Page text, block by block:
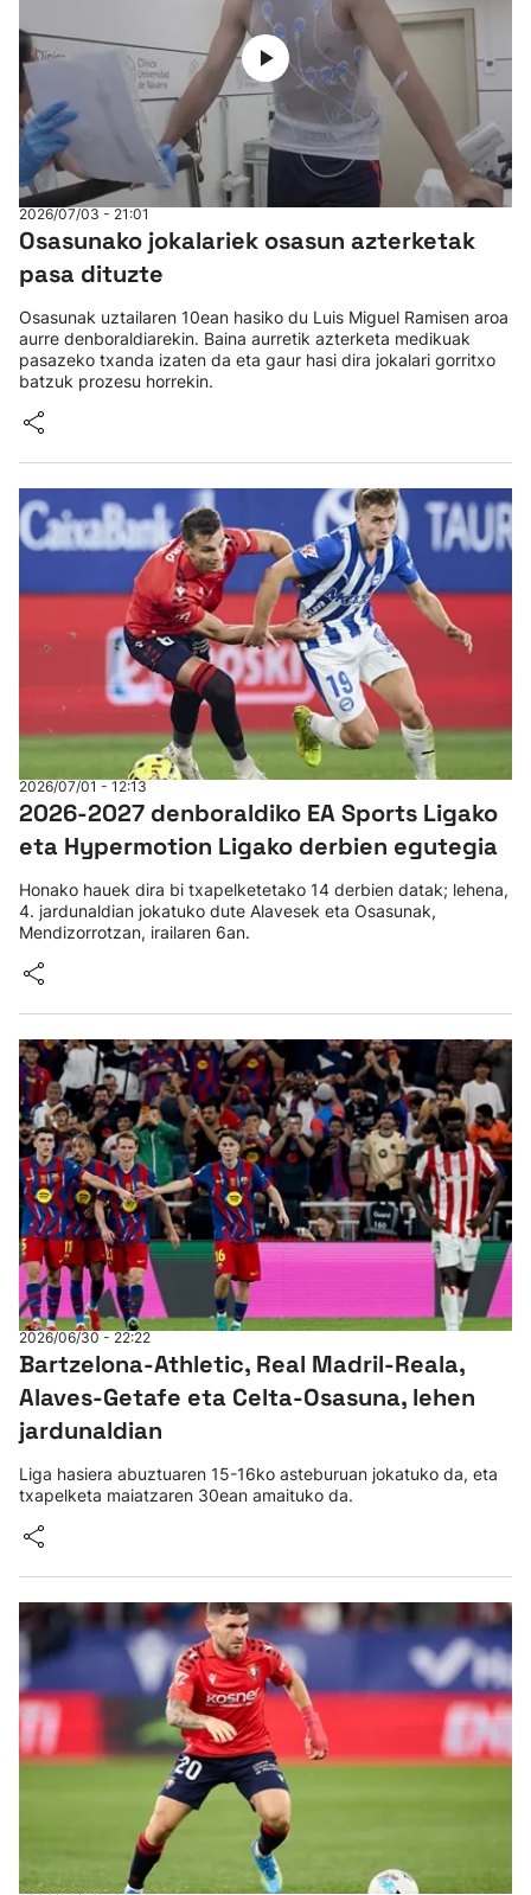
2026/07/03 - 21:01
Osasunako jokalariek osasun azterketak
pasa dituzte
Osasunak uztailaren 10ean hasiko du Luis Miguel Ramisen aroa
aurre denboraldiarekin. Baina aurretik azterketa medikuak
pasazeko txanda izaten da eta gaur hasi dira jokalari gorritxo
batzuk prozesu horrekin.
2026/07/01 - 12:13
2026-2027 denboraldiko EA Sports Ligako
eta Hypermotion Ligako derbien egutegia
Honako hauek dira bi txapelketetako 14 derbien datak; lehena,
4. jardunaldian jokatuko dute Alavesek eta Osasunak,
Mendizorrotzan, irailaren 6an.
2026/06/30 - 22:22
Bartzelona-Athletic, Real Madril-Reala,
Alaves-Getafe eta Celta-Osasuna, lehen
jardunaldian
Liga hasiera abuztuaren 15-16ko asteburuan jokatuko da, eta
txapelketa maiatzaren 30ean amaituko da.